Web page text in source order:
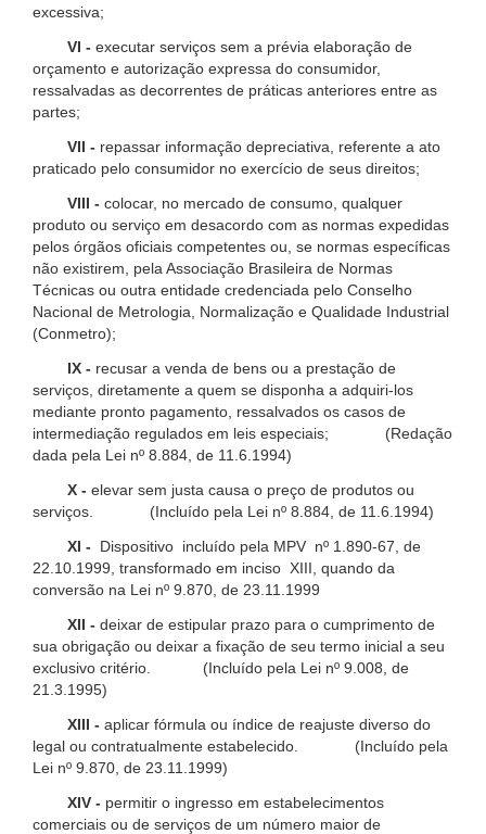
excessiva;
VI - executar serviços sem a prévia elaboração de
orçamento e autorização expressa do consumidor,
ressalvadas as decorrentes de práticas anteriores entre as
partes;
VII - repassar informação depreciativa, referente a ato
praticado pelo consumidor no exercício de seus direitos;
VIII - colocar, no mercado de consumo, qualquer
produto ou serviço em desacordo com as normas expedidas
pelos órgãos oficiais competentes ou, se normas específicas
não existirem, pela Associação Brasileira de Normas
Técnicas ou outra entidade credenciada pelo Conselho
Nacional de Metrologia, Normalização e Qualidade Industrial
(Conmetro);
IX - recusar a venda de bens ou a prestação de
serviços, diretamente a quem se disponha a adquiri-los
mediante pronto pagamento, ressalvados os casos de
intermediação regulados em leis especiais; (Redação
dada pela Lei nº 8.884, de 11.6.1994)
X - elevar sem justa causa o preço de produtos ou
serviços. (Incluído pela Lei nº 8.884, de 11.6.1994)
XI -
Dispositivo incluído pela MPV nº 1.890-67, de
22.10.1999, transformado em inciso XIII, quando da
conversão na Lei nº 9.870, de 23.11.1999
XII - deixar de estipular prazo para o cumprimento de
sua obrigação ou deixar a fixação de seu termo inicial a seu
exclusivo critério. (Incluído pela Lei nº 9.008, de
21.3.1995)
XIII - aplicar fórmula ou índice de reajuste diverso do
legal ou contratualmente estabelecido. (Incluído pela
Lei nº 9.870, de 23.11.1999)
XIV - permitir o ingresso em estabelecimentos
comerciais ou de serviços de um número maior de